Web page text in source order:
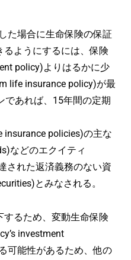
た場合に生命保険の保証
るようにするには、保険
policy)よりはるかに少
life insurance policy)が最
であれば、15年間の定期
insurance policies)の主な
などのエクイティ
された返済義務のない資
とみなされる。
るため、変動生命保険
investment
可能性があるため、他の